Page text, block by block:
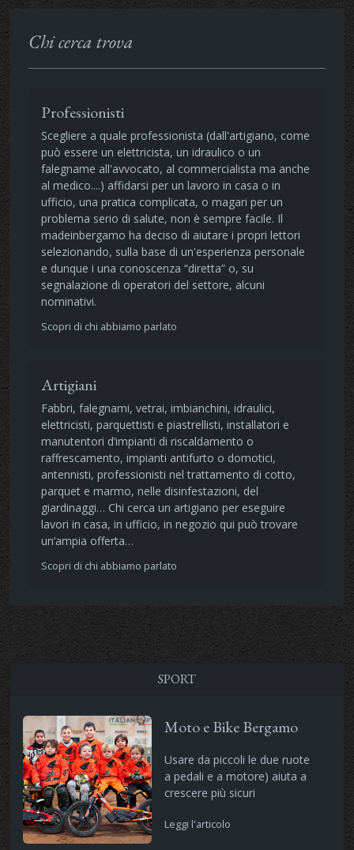
Chi cerca trova
Professionisti
Scegliere a quale professionista (dall'artigiano, come
può essere un elettricista, un idraulico o un
falegname all'avvocato, al commercialista ma anche
al medico....) affidarsi per un lavoro in casa o in
ufficio, una pratica complicata, o magari per un
problema serio di salute, non è sempre facile. Il
madeinbergamo ha deciso di aiutare i propri lettori
selezionando, sulla base di un'esperienza personale
e dunque i una conoscenza “diretta” o, su
segnalazione di operatori del settore, alcuni
nominativi.
Scopri di chi abbiamo parlato
Artigiani
Fabbri, falegnami, vetrai, imbianchini, idraulici,
elettricisti, parquettisti e piastrellisti, installatori e
manutentori d’impianti di riscaldamento o
raffrescamento, impianti antifurto o domotici,
antennisti, professionisti nel trattamento di cotto,
parquet e marmo, nelle disinfestazioni, del
giardinaggi… Chi cerca un artigiano per eseguire
lavori in casa, in ufficio, in negozio qui può trovare
un’ampia offerta…
Scopri di chi abbiamo parlato
SPORT
Moto e Bike Bergamo
Usare da piccoli le due ruote
a pedali e a motore) aiuta a
crescere più sicuri
Leggi l'articolo